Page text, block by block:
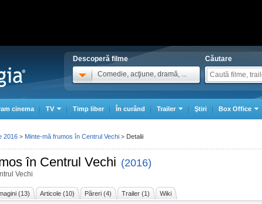
Descoperă filme
Comedie, acţiune, dramă, ...
Căutare
cinema TV Timp liber În curând Trailer Ştiri Box Office
în Centrul Vechi (2016)
Vechi
(13) Articole (10) Păreri (4) Trailer (1) Wiki
2016 > Minte-mă frumos în Centrul Vechi > Detalii